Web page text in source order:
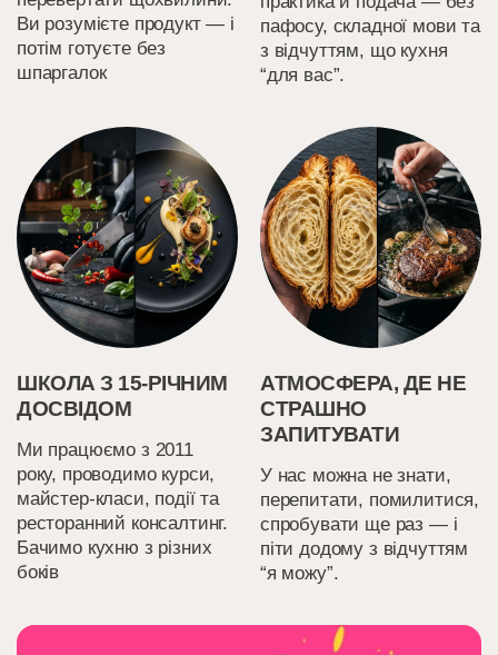
Ви розумієте продукт — і
потім готуєте без
шпаргалок
пафосу, складної мови та
з відчуттям, що кухня
“для вас”.
ШКОЛА З 15-РІЧНИМ
ДОСВІДОМ
Ми працюємо з 2011
року, проводимо курси,
майстер-класи, події та
ресторанний консалтинг.
Бачимо кухню з різних
боків
АТМОСФЕРА, ДЕ НЕ
СТРАШНО
ЗАПИТУВАТИ
У нас можна не знати,
перепитати, помилитися,
спробувати ще раз — і
піти додому з відчуттям
“я можу”.